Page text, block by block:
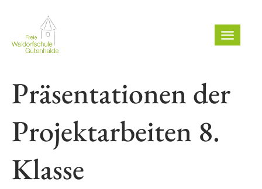
Präsentationen der
Projektarbeiten 8.
Klasse